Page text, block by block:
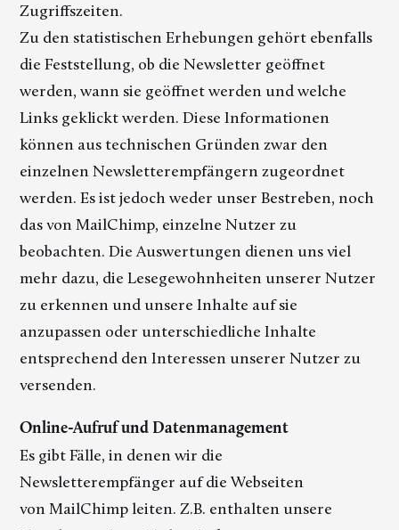
Zugriffszeiten.
Zu den statistischen Erhebungen gehört ebenfalls
die Feststellung, ob die Newsletter geöffnet
werden, wann sie geöffnet werden und welche
Links geklickt werden. Diese Informationen
können aus technischen Gründen zwar den
einzelnen Newsletterempfängern zugeordnet
werden. Es ist jedoch weder unser Bestreben, noch
das von MailChimp, einzelne Nutzer zu
beobachten. Die Auswertungen dienen uns viel
mehr dazu, die Lesegewohnheiten unserer Nutzer
zu erkennen und unsere Inhalte auf sie
anzupassen oder unterschiedliche Inhalte
entsprechend den Interessen unserer Nutzer zu
versenden.
Online-Aufruf und Datenmanagement
Es gibt Fälle, in denen wir die
Newsletterempfänger auf die Webseiten
von MailChimp leiten. Z.B. enthalten unsere